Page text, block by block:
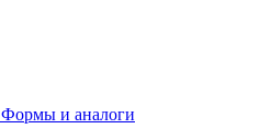
Формы и аналоги